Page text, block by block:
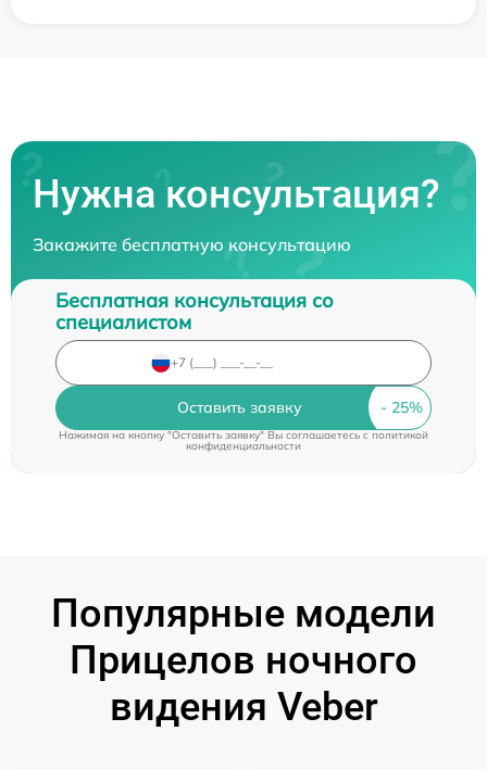
Нужна консультация?
Закажите бесплатную консультацию
Бесплатная консультация со
специалистом
Оставить заявку
Нажимая на кнопку "Оставить заявку" Вы соглашаетесь cполитикой
конфиденциальности
Популярные модели
Прицелов ночного
видения Veber